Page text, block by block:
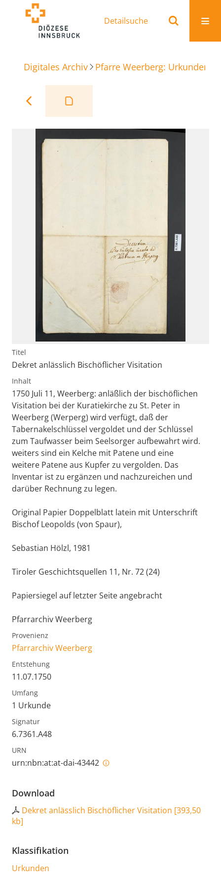
Detailsuche
Digitales Archiv Pfarre Weerberg: Urkunden
Titel
Dekret anlässlich Bischöflicher Visitation
Inhalt
1750 Juli 11, Weerberg: anläßlich der bischöflichen
Visitation bei der Kuratiekirche zu St. Peter in
Weerberg (Werperg) wird verfügt, daß der
Tabernakelschlüssel vergoldet und der Schlüssel
zum Taufwasser beim Seelsorger aufbewahrt wird.
weiters sind ein Kelche mit Patene und eine
weitere Patene aus Kupfer zu vergolden. Das
Inventar ist zu ergänzen und nachzureichen und
darüber Rechnung zu legen.
Original Papier Doppelblatt latein mit Unterschrift
Bischof Leopolds (von Spaur),
Sebastian Hölzl, 1981
Tiroler Geschichtsquellen 11, Nr. 72 (24)
Papiersiegel auf letzter Seite angebracht
Pfarrarchiv Weerberg
Provenienz
Pfarrarchiv Weerberg
Entstehung
11.07.1750
Umfang
1 Urkunde
Signatur
6.7361.A48
URN
urn:nbn:at:at-dai-43442
Download
Dekret anlässlich Bischöflicher Visitation [393,50
kb]
Klassifikation
Urkunden